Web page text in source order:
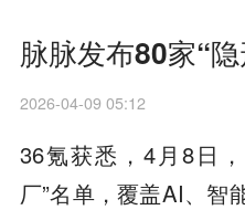
脉脉发布80家“
2026-04-09 05:12
36氪获悉，4月8日
厂”名单，覆盖AI、智